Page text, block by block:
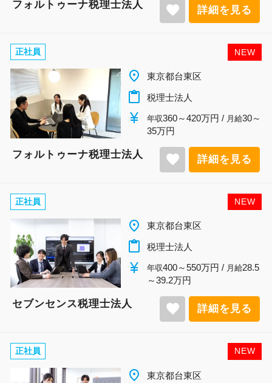
フォルトゥーナ税理士法人 favorite 詳細を見る
NEW
正社員
place 東京都台東区
content_paste 税理士法人
currency_yen 年収360～420万円 / 月給30～
35万円
フォルトゥーナ税理士法人 favorite 詳細を見る
NEW
正社員
place 東京都台東区
content_paste 税理士法人
currency_yen 年収400～550万円 / 月給28.5
～39.2万円
セブンセンス税理士法人 favorite 詳細を見る
NEW
正社員
place 東京都台東区